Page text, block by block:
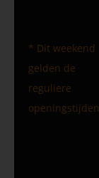
* Dit weekend
gelden de
reguliere
openingstijden